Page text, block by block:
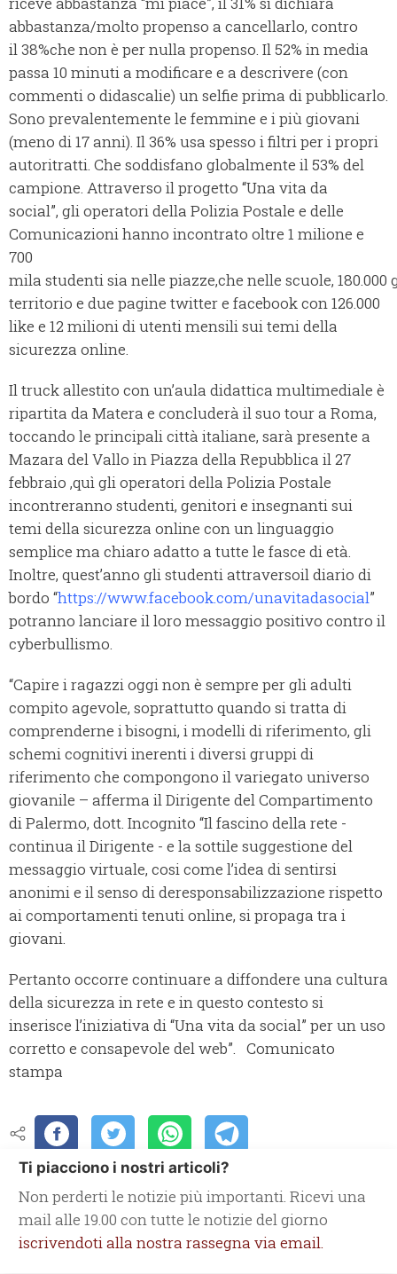
abbastanza/molto propenso a cancellarlo, contro
il 38%che non è per nulla propenso. Il 52% in media
passa 10 minuti a modificare e a descrivere (con
commenti o didascalie) un selfie prima di pubblicarlo.
Sono prevalentemente le femmine e i più giovani
(meno di 17 anni). Il 36% usa spesso i filtri per i propri
autoritratti. Che soddisfano globalmente il 53% del
campione. Attraverso il progetto “Una vita da
social”, gli operatori della Polizia Postale e delle
Comunicazioni hanno incontrato oltre 1 milione e
700
mila studenti sia nelle piazze,che nelle scuole,
territorio e due pagine twitter e facebook con 126.000
like e 12 milioni di utenti mensili sui temi della
sicurezza online.
Il truck allestito con un’aula didattica multimediale è
ripartita da Matera e concluderà il suo tour a Roma,
toccando le principali città italiane, sarà presente a
Mazara del Vallo in Piazza della Repubblica il 27
febbraio ,quì gli operatori della Polizia Postale
incontreranno studenti, genitori e insegnanti sui
temi della sicurezza online con un linguaggio
semplice ma chiaro adatto a tutte le fasce di età.
Inoltre, quest’anno gli studenti attraversoil diario di
bordo “https://www.facebook.com/unavitadasocial”
potranno lanciare il loro messaggio positivo contro il
cyberbullismo.
“Capire i ragazzi oggi non è sempre per gli adulti
compito agevole, soprattutto quando si tratta di
comprenderne i bisogni, i modelli di riferimento, gli
schemi cognitivi inerenti i diversi gruppi di
riferimento che compongono il variegato universo
giovanile – afferma il Dirigente del Compartimento
di Palermo, dott. Incognito “Il fascino della rete -
continua il Dirigente - e la sottile suggestione del
messaggio virtuale, cosi come l’idea di sentirsi
anonimi e il senso di deresponsabilizzazione rispetto
ai comportamenti tenuti online, si propaga tra i
giovani.
Pertanto occorre continuare a diffondere una cultura
della sicurezza in rete e in questo contesto si
inserisce l’iniziativa di “Una vita da social” per un uso
corretto e consapevole del web”. Comunicato
stampa
Ti piacciono i nostri articoli?
Non perderti le notizie più importanti. Ricevi una
mail alle 19.00 con tutte le notizie del giorno
iscrivendoti alla nostra rassegna via email.